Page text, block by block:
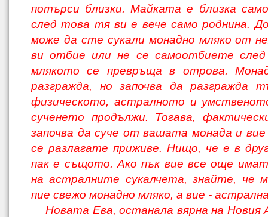
потърси близки. Майката е близка
след това тя ви е вече само роднина.
може да сте сукали монадно мляко от
ви отбие или не се самоотбиете след
млякото се превръща в отрова.
разгражда, но започва да разгражда
физическото, астралното и
сученето продължи. Тогава,
започва да суче от вашата мо­нада и
се разлагате приживе. Нищо, че е в
пак е същото. Ако пък вие все още
на астралните сукалчета, знайте, че
пие свежо монадно мляко, а вие -
Новата Ева, останала вярна на Новия